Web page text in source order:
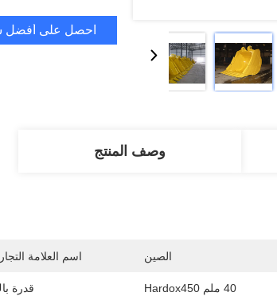
احصل على أفضل
وصف المنتج
الصين اسم العلامة
40 ملم Hardox450 قدرة